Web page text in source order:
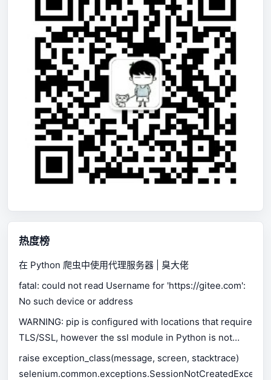
热度榜
在 Python 爬虫中使用代理服务器 | 臭大佬
fatal: could not read Username for 'https://gitee.com':
No such device or address
WARNING: pip is configured with locations that require
TLS/SSL, however the ssl module in Python is not
available.
raise exception_class(message, screen, stacktrace)